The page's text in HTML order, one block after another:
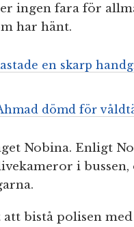
ingen fara för
har hänt.
en skarp
dömd för
Nobina. Enligt
i
bistå polisen